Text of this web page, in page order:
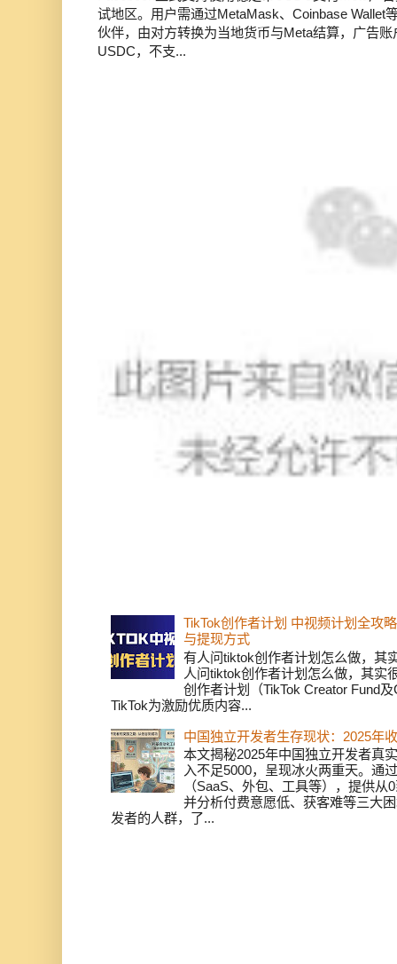
试地区。用户需通过MetaMask、Coinbase Wallet
伙伴，由对方转换为当地货币与Meta结算，广告
USDC，不支...
TikTok创作者计划 中视频计划全攻
与提现方式
有人问tiktok创作者计划怎么做，其
人问tiktok创作者计划怎么做，其实
创作者计划（TikTok Creator Fund
TikTok为激励优质内容...
中国独立开发者生存现状：2025年
本文揭秘2025年中国独立开发者真
入不足5000，呈现冰火两重天。通
（SaaS、外包、工具等），提供
并分析付费意愿低、获客难等三大
发者的人群，了...